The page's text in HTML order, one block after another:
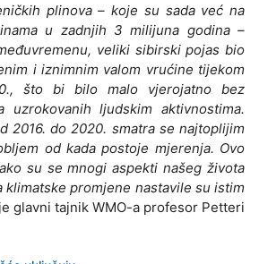
plinova – koje su sada već na
u zadnjih 3 milijuna godina –
veliki sibirski pojas bio
i iznimnim valom vrućine tijekom
što bi bilo malo vjerojatno bez
uzrokovanih ljudskim aktivnostima.
2016. do 2020. smatra se najtoplijim
od kada postoje mjerenja. Ovo
su se mnogi aspekti našeg života
klimatske promjene nastavile su istim
glavni tajnik WMO-a profesor Petteri